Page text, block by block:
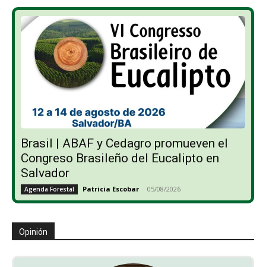
Brasil | ABAF y Cedagro promueven el
Congreso Brasileño del Eucalipto en
Salvador
Agenda Forestal Patricia Escobar - 05/08/2026
Opinión